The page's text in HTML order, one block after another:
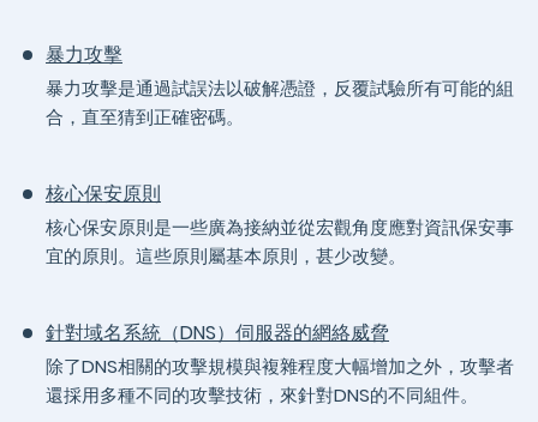
暴力攻擊
暴力攻擊是通過試誤法以破解憑證，反覆試驗所有可能的組
合，直至猜到正確密碼。
核心保安原則
核心保安原則是一些廣為接納並從宏觀角度應對資訊保安事
宜的原則。這些原則屬基本原則，甚少改變。
針對域名系統（DNS）伺服器的網絡威脅
除了DNS相關的攻擊規模與複雜程度大幅增加之外，攻擊者
還採用多種不同的攻擊技術，來針對DNS的不同組件。